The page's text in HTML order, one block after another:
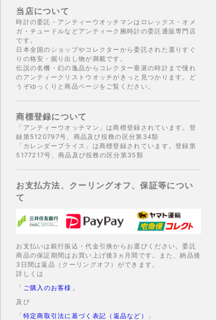
当店について
時計の委託・アンティーウオッチマンはロレックス・オメ
ガ・チュードルなどアンティーク腕時計の委託通販専門店
です。
日本全国のショップやコレクターから委託された選りすぐ
りの格安・掘り出し物が満載です。
伝説の名機・幻の逸品からコレクター垂涎の時計まで憧れ
のアンティークリストウオッチがきっと見つかります。ど
うぞゆっくりと商品ページをご覧ください。
商標登録について
「アンティーウオッチマン」は商標登録されています。登
録第5120797号、商品及び役務の区分第34類
「カレンダープライス」は商標登録されています。登録第
5177217号、商品及び役務の区分第35類
お支払方法、クーリングオフ、保証等につい
て
お支払いは銀行振込・代金引換からお選びください。委託
商品の保証期間はお買い上げ後3ヵ月間です。また、納品後
3日間は返品（クーリングオフ）ができます。
詳しくは
「 ご購入のお客様 」
及び
「特定商取引法に基づく表記（返品など）
」